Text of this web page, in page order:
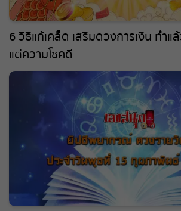
6 วิธีแก้เคล็ด เสริมดวงการเงิน ทำแ
แต่ความโชคดี